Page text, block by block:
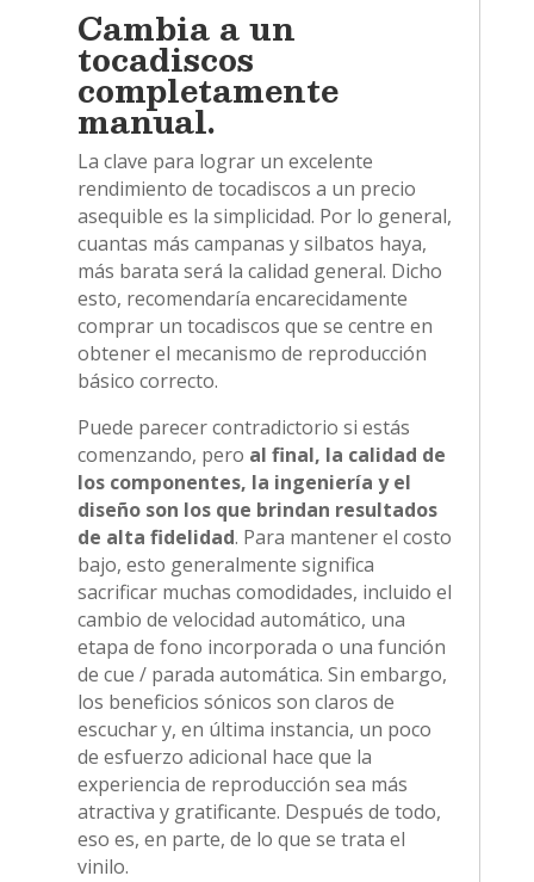
Cambia a un
tocadiscos
completamente
manual.
La clave para lograr un excelente
rendimiento de tocadiscos a un precio
asequible es la simplicidad. Por lo general,
cuantas más campanas y silbatos haya,
más barata será la calidad general. Dicho
esto, recomendaría encarecidamente
comprar un tocadiscos que se centre en
obtener el mecanismo de reproducción
básico correcto.
Puede parecer contradictorio si estás
comenzando, pero al final, la calidad de
los componentes, la ingeniería y el
diseño son los que brindan resultados
de alta fidelidad. Para mantener el costo
bajo, esto generalmente significa
sacrificar muchas comodidades, incluido el
cambio de velocidad automático, una
etapa de fono incorporada o una función
de cue / parada automática. Sin embargo,
los beneficios sónicos son claros de
escuchar y, en última instancia, un poco
de esfuerzo adicional hace que la
experiencia de reproducción sea más
atractiva y gratificante. Después de todo,
eso es, en parte, de lo que se trata el
vinilo.